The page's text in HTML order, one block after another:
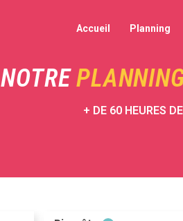
Accueil Planning
NOTRE
+ DE 60 HEURES